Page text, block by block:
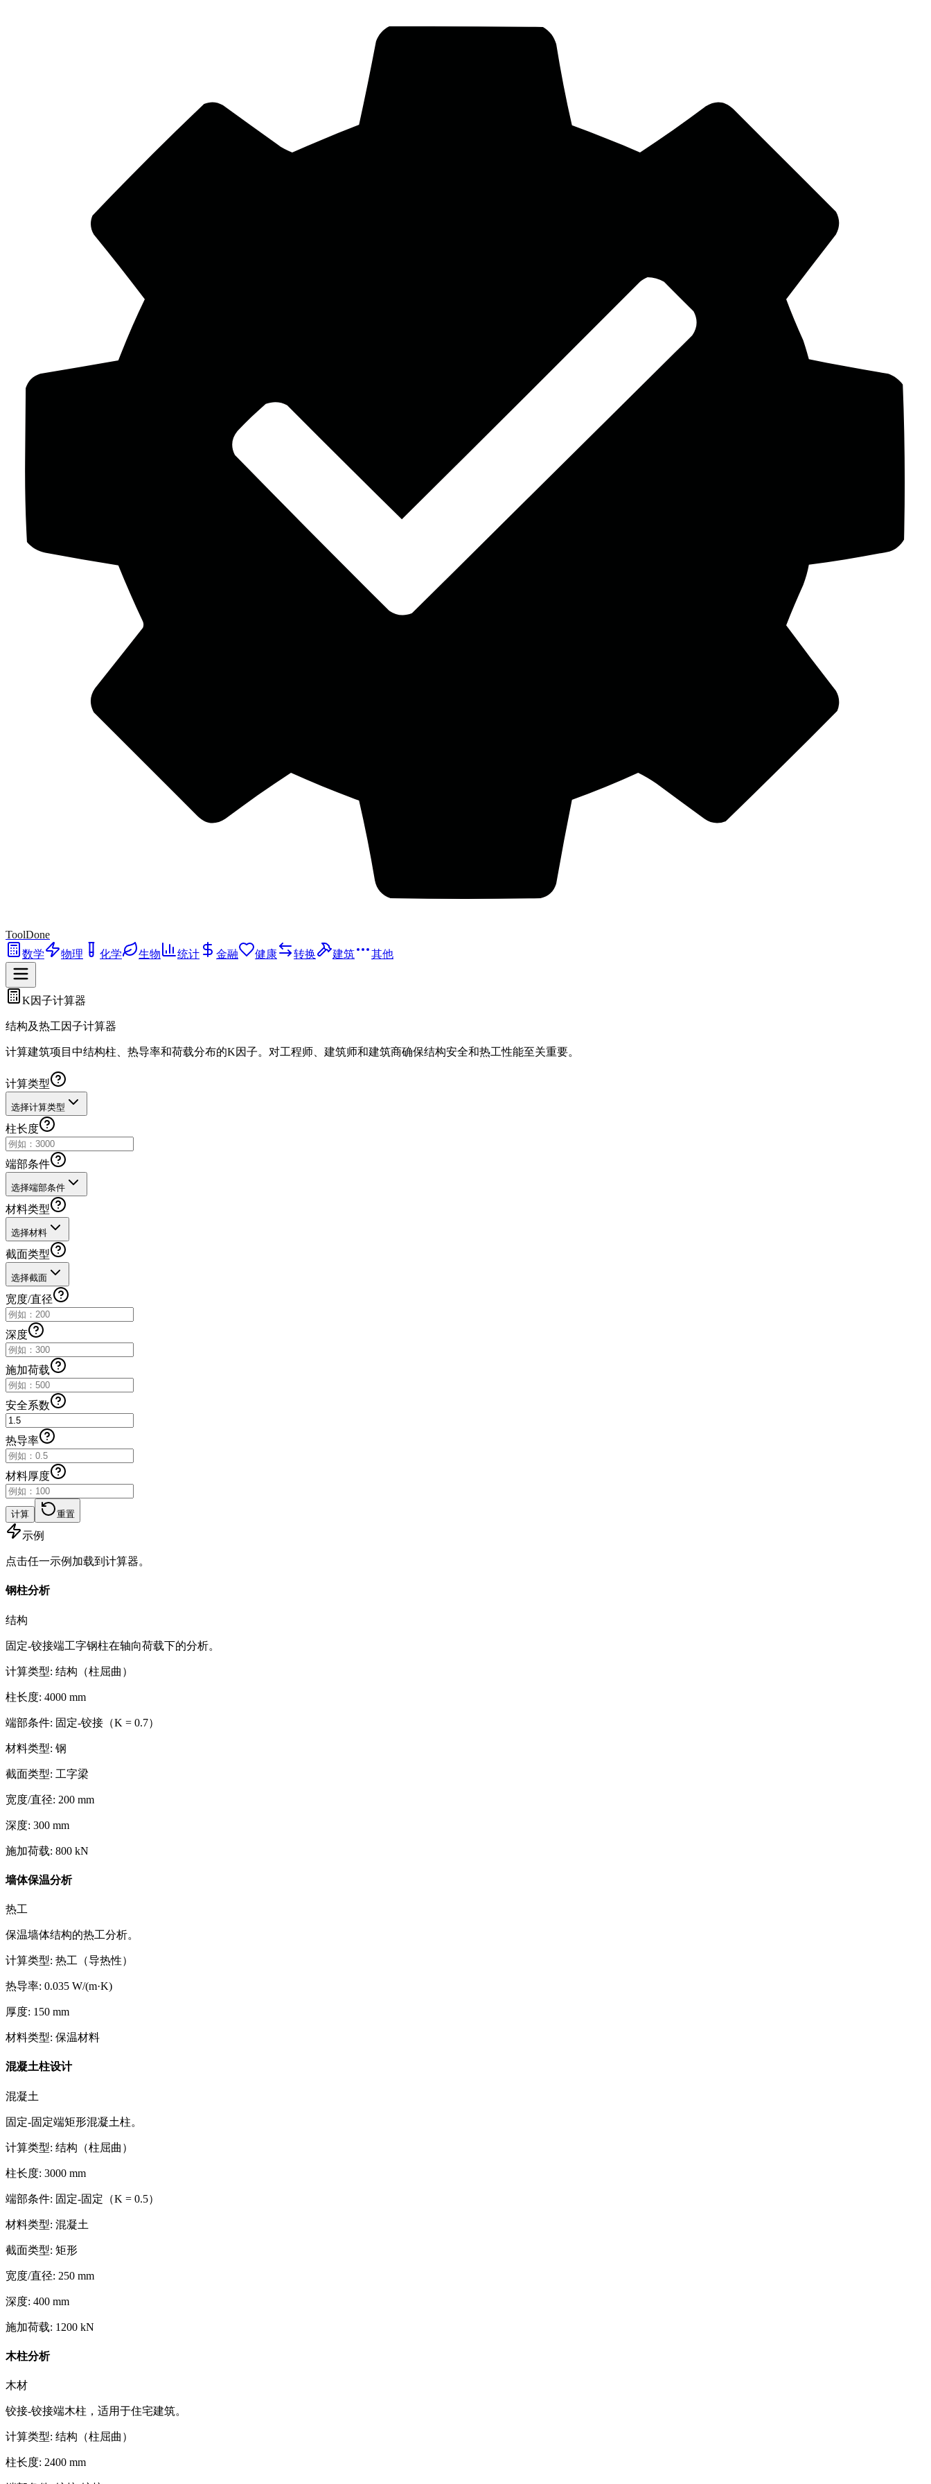
ToolDone
数学
物理 化学 生物 统计 金融 健康 转换 建筑 其他
K因子计算器
结构及热工因子计算器
计算建筑项目中结构柱、热导率和荷载分布的K因子。对工程师、建筑师和建筑商确保结构安全和热工性能至关重要。
计算类型
选择计算类型
柱长度
端部条件
选择端部条件
材料类型
选择材料
截面类型
选择截面
宽度/直径
深度
施加荷载
安全系数
热导率
材料厚度
计算 重置
示例
点击任一示例加载到计算器。
钢柱分析
结构
固定-铰接端工字钢柱在轴向荷载下的分析。
计算类型: 结构（柱屈曲）
柱长度: 4000 mm
端部条件: 固定-铰接（K = 0.7）
材料类型: 钢
截面类型: 工字梁
宽度/直径: 200 mm
深度: 300 mm
施加荷载: 800 kN
墙体保温分析
热工
保温墙体结构的热工分析。
计算类型: 热工（导热性）
热导率: 0.035 W/(m·K)
厚度: 150 mm
材料类型: 保温材料
混凝土柱设计
混凝土
固定-固定端矩形混凝土柱。
计算类型: 结构（柱屈曲）
柱长度: 3000 mm
端部条件: 固定-固定（K = 0.5）
材料类型: 混凝土
截面类型: 矩形
宽度/直径: 250 mm
深度: 400 mm
施加荷载: 1200 kN
木柱分析
木材
铰接-铰接端木柱，适用于住宅建筑。
计算类型: 结构（柱屈曲）
柱长度: 2400 mm